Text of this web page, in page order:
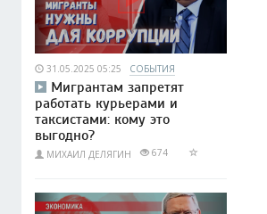
31.05.2025 05:25 СОБЫТИЯ
Мигрантам запретят
работать курьерами и
таксистами: кому это
выгодно?
МИХАИЛ ДЕЛЯГИН 674